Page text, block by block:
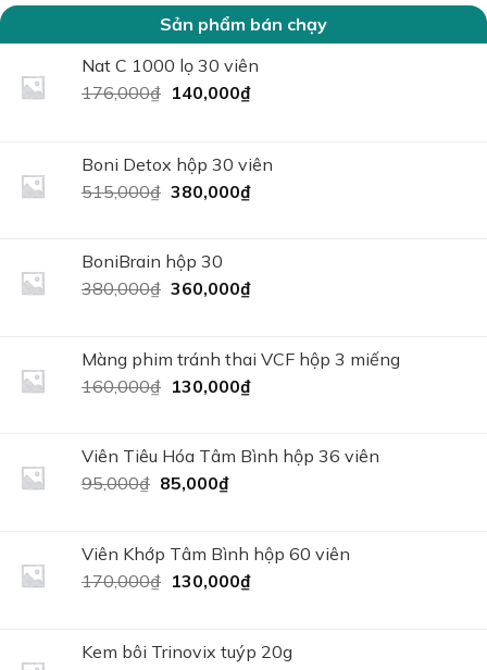
Sản phẩm bán chạy
Nat C 1000 lọ 30 viên
176,000₫ Giá
176,000₫.
140,000₫Giá
là:
140,000₫.
Boni Detox hộp 30 viên
515,000₫ Giá
515,000₫.
380,000₫Giá
380,000₫.
BoniBrain hộp 30
380,000₫ Giá
380,000₫.
360,000₫Giá
là:
360,000₫.
Màng phim tránh thai VCF hộp 3 miếng
160,000₫ Giá
160,000₫.
130,000₫Giá
là:
Viên Tiêu Hóa Tâm Bình hộp 36 viên
95,000₫ Giá
95,000₫.
85,000₫Giá
là:
85,000₫.
Viên Khớp Tâm Bình hộp 60 viên
170,000₫ Giá
170,000₫.
130,000₫Giá
là:
Kem bôi Trinovix tuýp 20g